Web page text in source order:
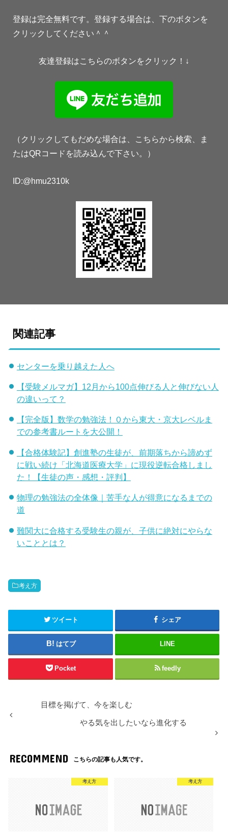
登録は完全無料です。登録する場合は、下のボタンを
クリックしてください＾＾
友達登録はこちらのボタンをクリック！↓
（クリックしてもだめな場合は、こちらから検索、ま
たはQRコードを読み込んで下さい。）
ID:@hmu2310k
関連記事
センターを乗り越えた人へ
【受験メルマガ】12月から100点伸びる人と伸びない人
の違いって？
【完全版】数学の勉強法！０から東大・京大レベルま
での参考書ルートを大公開！
【合格体験記】創進塾の生徒が、前期落ちから諦めず
に戦い続け「北海道医療大学」に現役逆転合格しまし
た！【生徒の声・感想・評判】
物理の勉強法の全体像｜苦手な人が得意になるまでの
道
難関大に合格する受験生の親が、子供に絶対にやらな
いこととは？
考え方
ツイート シェア
はてブ LINE
Pocket feedly
目標を掲げて、今を楽しむ
やる気を出したいなら進化する
RECOMMEND こちらの記事も人気です。
考え方 考え方